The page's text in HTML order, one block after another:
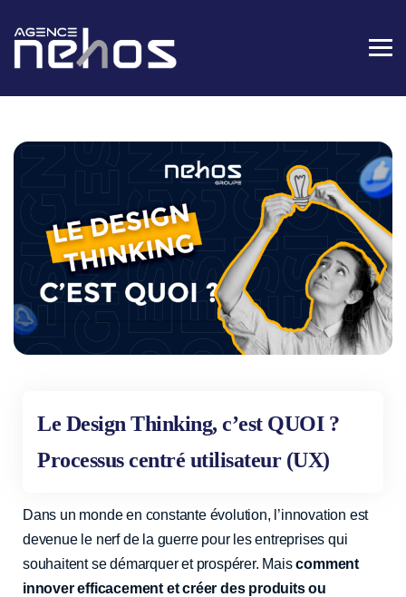
Le Design Thinking, c’est QUOI ?
Processus centré utilisateur (UX)
Dans un monde en constante évolution, l’innovation est
devenue le nerf de la guerre pour les entreprises qui
souhaitent se démarquer et prospérer. Maiscomment
innover efficacement et créer des produits ou